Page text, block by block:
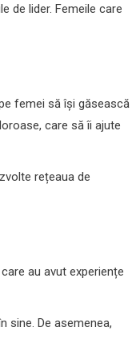
de lider. Femeile care
femei să își găsească
care să îi ajute
rețeaua de
au avut experiențe
sine. De asemenea,